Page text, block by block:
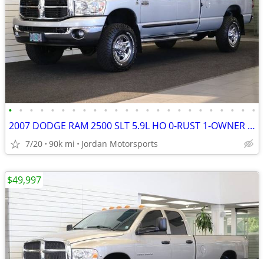
• • • • • • • • • • • • • • • • • • • • • • • •
2007 DODGE RAM 2500 SLT 5.9L HO 0-RUST 1-OWNER 89K 3500 2006 2005 2004
7/20 90k mi Jordan Motorsports
$49,997